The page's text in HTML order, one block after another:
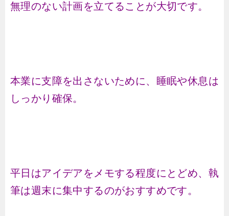
無理のない計画を立てることが大切です。
本業に支障を出さないために、睡眠や休息は
しっかり確保。
平日はアイデアをメモする程度にとどめ、執
筆は週末に集中するのがおすすめです。